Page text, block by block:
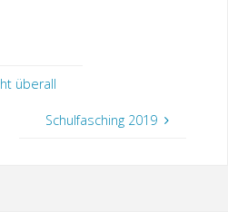
überall
Schulfasching 2019